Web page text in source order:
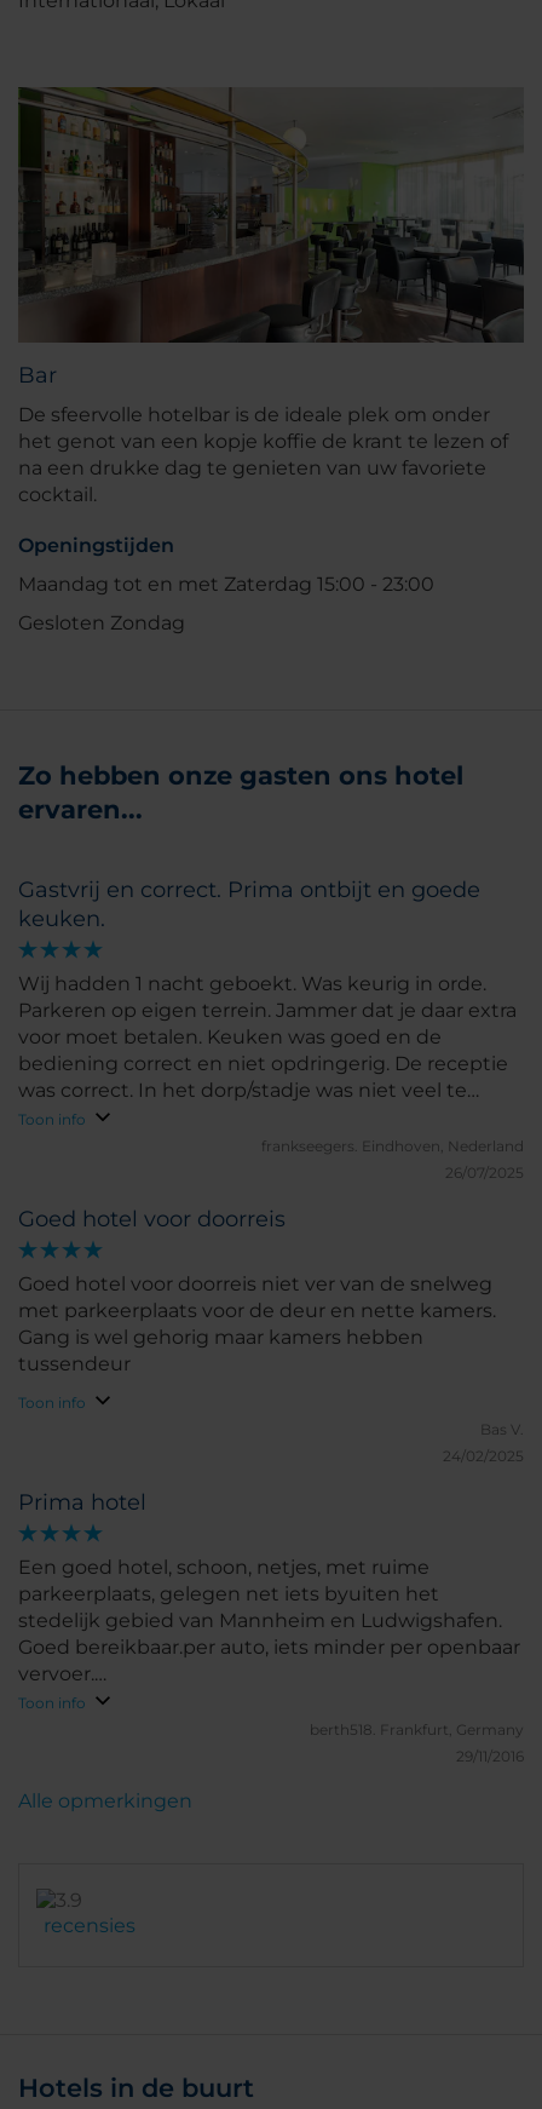
Bar
De sfeervolle hotelbar is de ideale plek om onder
het genot van een kopje koffie de krant te lezen of
na een drukke dag te genieten van uw favoriete
cocktail.
Openingstijden
Maandag tot en met Zaterdag 15:00 - 23:00
Gesloten Zondag
Zo hebben onze gasten ons hotel
ervaren...
Gastvrij en correct. Prima ontbijt en goede
keuken.
Wij hadden 1 nacht geboekt. Was keurig in orde.
Parkeren op eigen terrein. Jammer dat je daar extra
voor moet betalen. Keuken was goed en de
bediening correct en niet opdringerig. De receptie
was correct. In het dorp/stadje was niet veel te
beleven.
Toon info
frankseegers. Eindhoven, Nederland
26/07/2025
Goed hotel voor doorreis
Goed hotel voor doorreis niet ver van de snelweg
met parkeerplaats voor de deur en nette kamers.
Gang is wel gehorig maar kamers hebben
tussendeur
Toon info
Bas V.
24/02/2025
Prima hotel
Een goed hotel, schoon, netjes, met ruime
parkeerplaats, gelegen net iets byuiten het
stedelijk gebied van Mannheim en Ludwigshafen.
Goed bereikbaar.per auto, iets minder per openbaar
vervoer.
Toon info
berth518.
Frankfurt, Germany
29/11/2016
recensies
Alle opmerkingen
Hotels in de buurt